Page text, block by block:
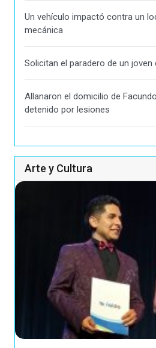
Un vehículo impactó contra un
mecánica
Solicitan el paradero de un joven
Allanaron el domicilio de
detenido por lesiones
Arte y Cultura